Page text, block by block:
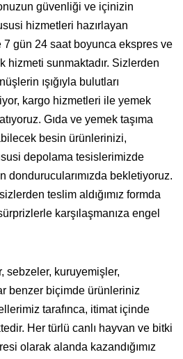
güvenliği ve içinizin
hizmetleri hazırlayan
7 gün 24 saat boyunca ekspres ve
hizmeti sunmaktadır. Sizlerden
ışığıyla bulutları
kargo hizmetleri ile yemek
Gıda ve yemek taşıma
besin ürünlerinizi,
depolama tesislerimizde
dondurucularımızda bekletiyoruz.
teslim aldığımız formda
karşılaşmanıza engel
sebzeler, kuruyemişler,
benzer biçimde ürünleriniz
tarafınca, itimat içinde
Her türlü canlı hayvan ve bitki
olarak alanda kazandığımız